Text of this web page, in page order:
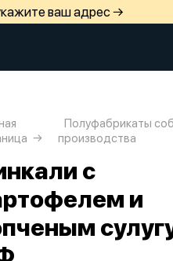
ваш адрес →
Полуфабрикаты
производства
с
и